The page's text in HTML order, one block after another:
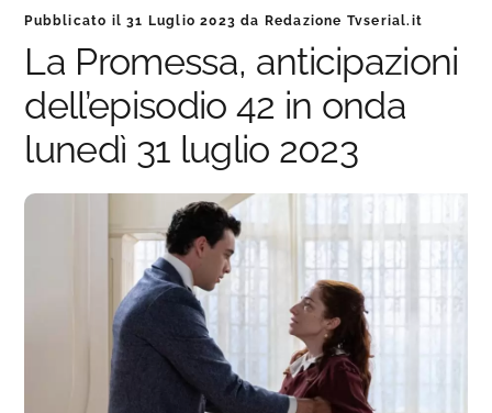
Pubblicato il31 Luglio 2023 da Redazione Tvserial.it
La Promessa, anticipazioni
dell’episodio 42 in onda
lunedì 31 luglio 2023